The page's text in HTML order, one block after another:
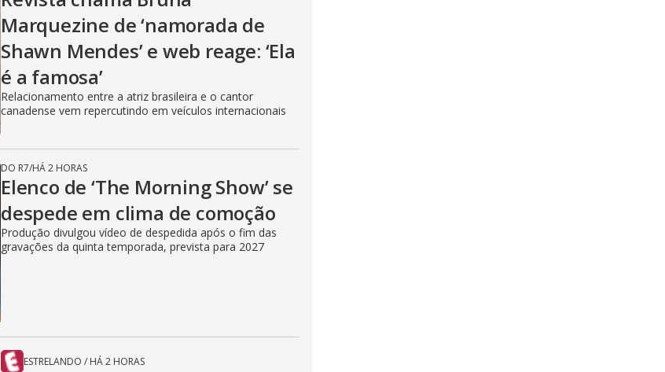
Marquezine de ‘namorada de
Shawn Mendes’ e web reage: ‘Ela
é a famosa’
Relacionamento entre a atriz brasileira e o cantor
canadense vem repercutindo em veículos internacionais
DO R7/HÁ 2 HORAS
Elenco de ‘The Morning Show’ se
despede em clima de comoção
Produção divulgou vídeo de despedida após o fim das
gravações da quinta temporada, prevista para 2027
ESTRELANDO / HÁ 2 HORAS